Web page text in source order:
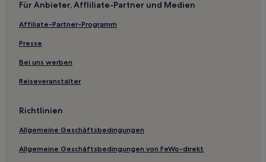
Für Anbieter, Affliliate-Partner und Medien
Affiliate-Partner-Programm
Presse
Bei uns werben
Reiseveranstalter
Richtlinien
Allgemeine Geschäftsbedingungen
Allgemeine Geschäftsbedingungen von FeWo-direkt